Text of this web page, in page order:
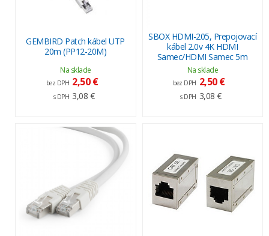
GEMBIRD Patch kábel UTP
20m (PP12-20M)
Na sklade
bez DPH 2,50 €
s DPH 3,08 €
SBOX HDMI-205, Prepojovací
kábel 2.0v 4K HDMI
Samec/HDMI Samec 5m
Na sklade
bez DPH 2,50 €
s DPH 3,08 €